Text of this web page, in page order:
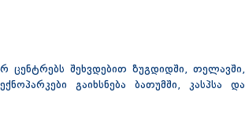
ცენტრებს შეხვდებით ზუგდიდში, თელავში,
გაიხსნება ბათუმში, კასპსა და